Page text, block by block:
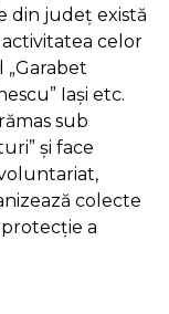
din judeţ există
celor
„Garabet
Iaşi etc.
sub
şi face
colecte
a